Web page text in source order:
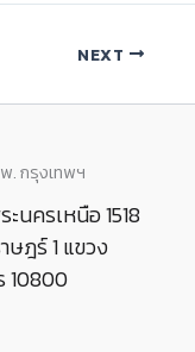
NEXT
. กรุงเทพฯ
นครเหนือ 1518
ษฎร์ 1 แขวง
10800